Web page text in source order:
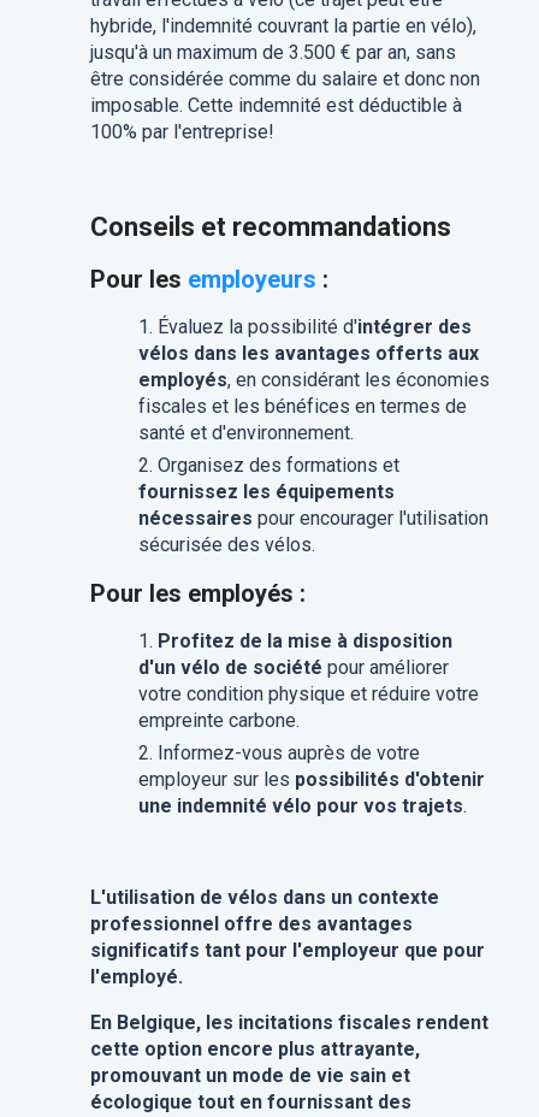
hybride, l'indemnité couvrant la partie en vélo),
jusqu'à un maximum de 3.500 € par an, sans
être considérée comme du salaire et donc non
imposable. Cette indemnité est déductible à
100% par l'entreprise!
Conseils et recommandations
Pour les employeurs :
Évaluez la possibilité d'intégrer des
vélos dans les avantages offerts aux
employés, en considérant les économies
fiscales et les bénéfices en termes de
santé et d'environnement.
Organisez des formations et
fournissez les équipements
nécessaires pour encourager l'utilisation
sécurisée des vélos.
Pour les employés :
Profitez de la mise à disposition
d'un vélo de société pour améliorer
votre condition physique et réduire votre
empreinte carbone.
Informez-vous auprès de votre
employeur sur les possibilités d'obtenir
une indemnité vélo pour vos trajets.
L'utilisation de vélos dans un contexte
professionnel offre des avantages
significatifs tant pour l'employeur que pour
l'employé.
En Belgique, les incitations fiscales rendent
cette option encore plus attrayante,
promouvant un mode de vie sain et
écologique tout en fournissant des